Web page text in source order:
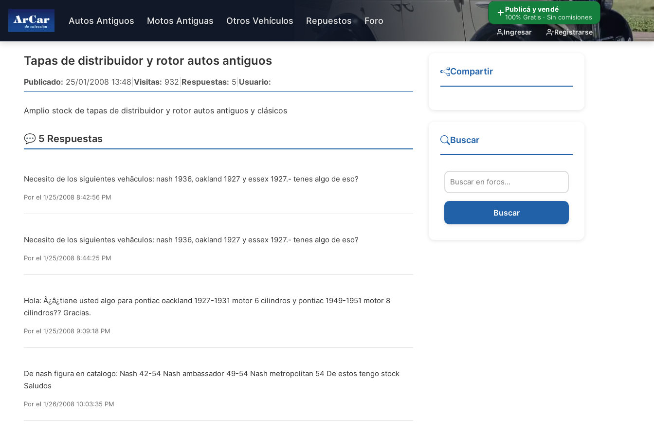
Publicá y vendé
100% Gratis · Sin comisiones
Ingresar Registrarse
Autos Antiguos Motos Antiguas Otros Vehículos Repuestos Foro
Tapas de distribuidor y rotor autos antiguos
Publicado: 25/01/2008 13:48 Visitas: 932 Respuestas: 5 Usuario:
Amplio stock de tapas de distribuidor y rotor autos antiguos y clásicos
💬 5 Respuestas
Necesito de los siguientes vehã­culos: nash 1936, oakland 1927 y essex 1927.- tenes algo de eso?
Por el 1/25/2008 8:42:56 PM
Necesito de los siguientes vehã­culos: nash 1936, oakland 1927 y essex 1927.- tenes algo de eso?
Por el 1/25/2008 8:44:25 PM
Hola: Â¿â¿tiene usted algo para pontiac oackland 1927-1931 motor 6 cilindros y pontiac 1949-1951 motor 8
cilindros?? Gracias.
Por el 1/25/2008 9:09:18 PM
De nash figura en catalogo: Nash 42-54 Nash ambassador 49-54 Nash metropolitan 54 De estos tengo stock
Saludos
Por el 1/26/2008 10:03:35 PM
Compartir
Buscar
Buscar